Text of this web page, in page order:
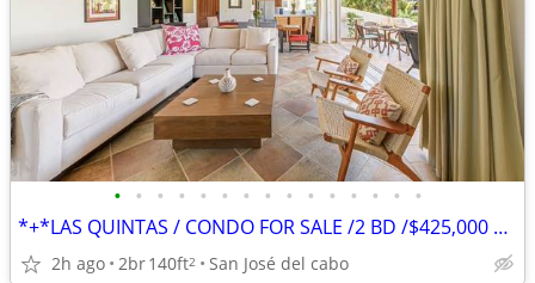
• • • • • • • • • • • • • • •
*+*LAS QUINTAS / CONDO FOR SALE /2 BD /$425,000 USD
2h ago 2br140ft2 San José del cabo